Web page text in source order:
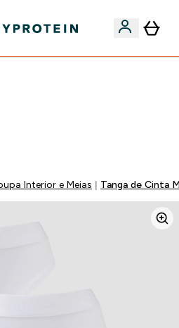
Interior e Meias Tanga de Cinta